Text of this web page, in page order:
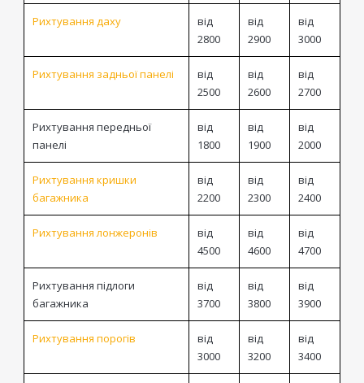
Рихтування даху
від
2800
від
2900
від
3000
Рихтування задньої панелі
від
2500
від
2600
від
2700
Рихтування передньої
панелі
від
1800
від
1900
від
2000
Рихтування кришки
багажника
від
2200
від
2300
від
2400
Рихтування лонжеронів
від
4500
від
4600
від
4700
Рихтування підлоги
багажника
від
3700
від
3800
від
3900
Рихтування порогів
від
3000
від
3200
від
3400